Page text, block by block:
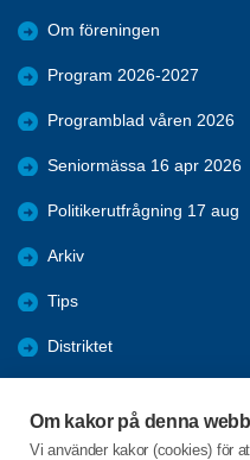
Om kakor på denna
Vi använder kakor (cookies) för
Om föreningen
Program 2026-2027
Programblad våren 2026
Seniormässa 16 apr 2026
Politikerutfrågning 17 aug
Arkiv
Tips
Distriktet
Bli medlem